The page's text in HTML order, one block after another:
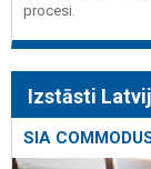
procesi.
Izstāsti
SIA